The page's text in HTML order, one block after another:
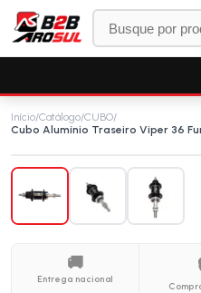
Início/Catálogo/CUBO/
Cubo Alumínio Traseiro Viper 36
🚚
Entrega nacional